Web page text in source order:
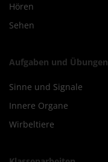
Hören
Sehen
Aufgaben und Übungen
Sinne und Signale
Innere Organe
Wirbeltiere